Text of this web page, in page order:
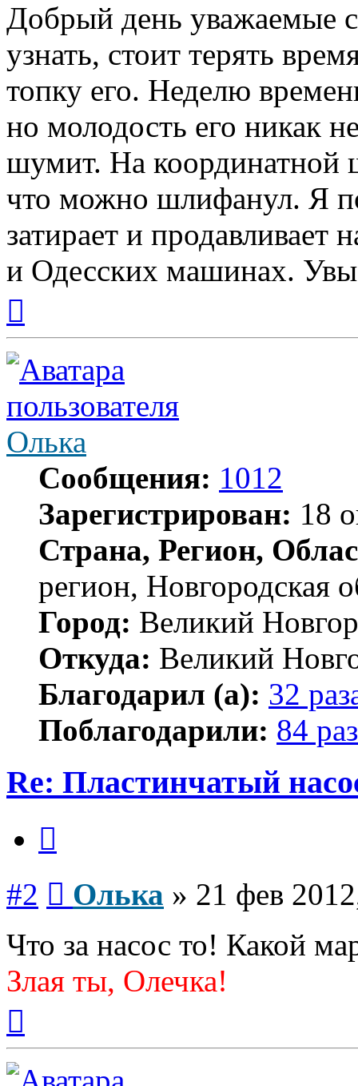
Добрый день уважаемые
узнать, стоит терять
топку его. Неделю
но молодость его никак
шумит. На координатной
что можно шлифанул. Я
затирает и
и Одесских машинах. Увы
началу
Олька
Сообщения: 1012
Зарегистрирован: 18
Страна, Регион,
регион, Новгородская
Город: Великий
Откуда: Великий
Благодарил (а): 32
Поблагодарили: 84
Re: Пластинчатый
#2 Олька » 21 фев
Что за насос то! Какой
Злая ты, Олечка!
началу